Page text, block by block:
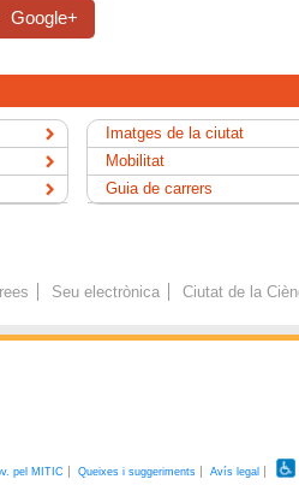
Google+
Imatges de la ciutat
Mobilitat
Guia de carrers
Seu electrònica Ciutat de la
pel MITIC Queixes i suggeriments Avís legal